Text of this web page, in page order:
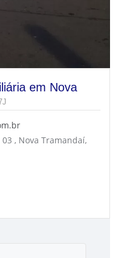
em Nova
, Nova Tramandaí,